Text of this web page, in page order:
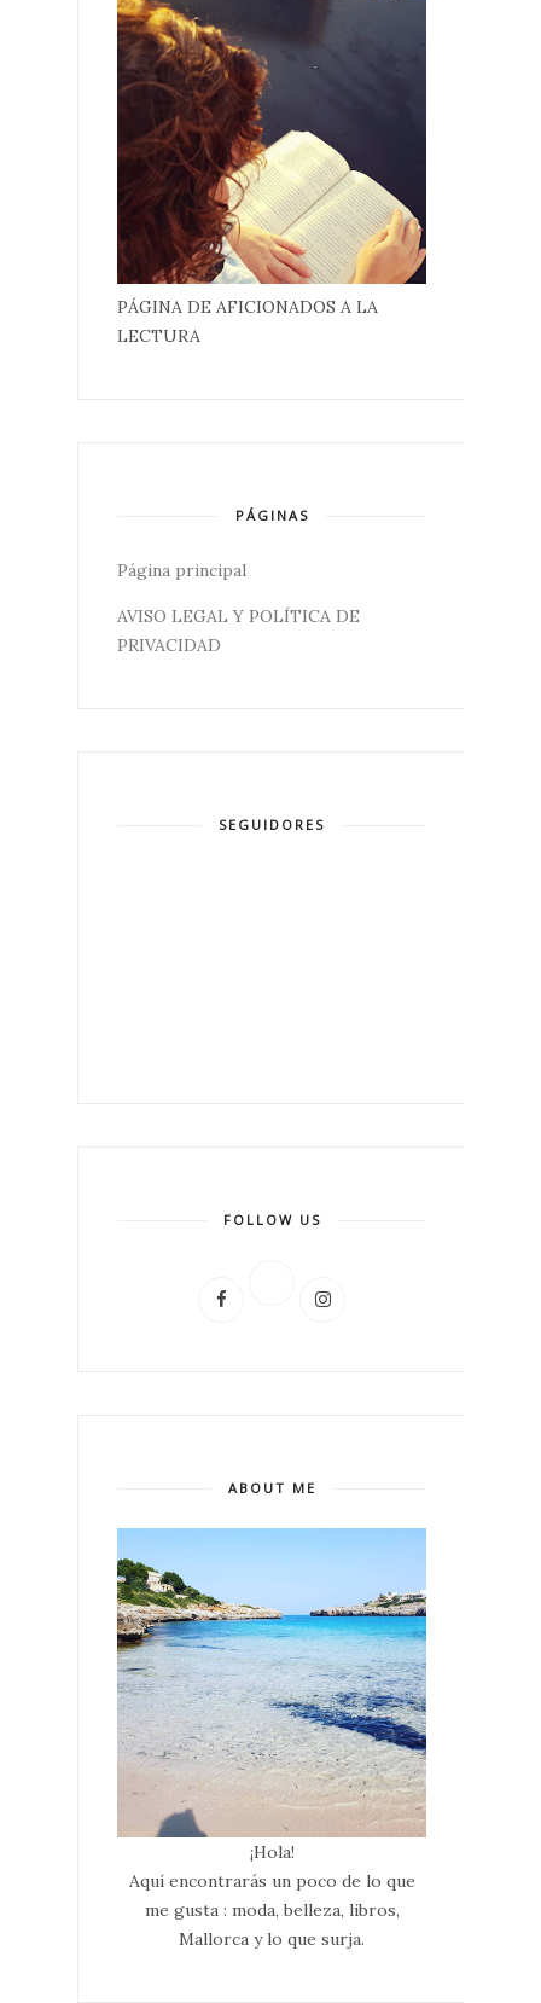
PÁGINA DE AFICIONADOS A LA
LECTURA
PÁGINAS
Página principal
AVISO LEGAL Y POLÍTICA DE
PRIVACIDAD
SEGUIDORES
FOLLOW US
ABOUT ME
¡Hola!
Aquí encontrarás un poco de lo que
me gusta : moda, belleza, libros,
Mallorca y lo que surja.